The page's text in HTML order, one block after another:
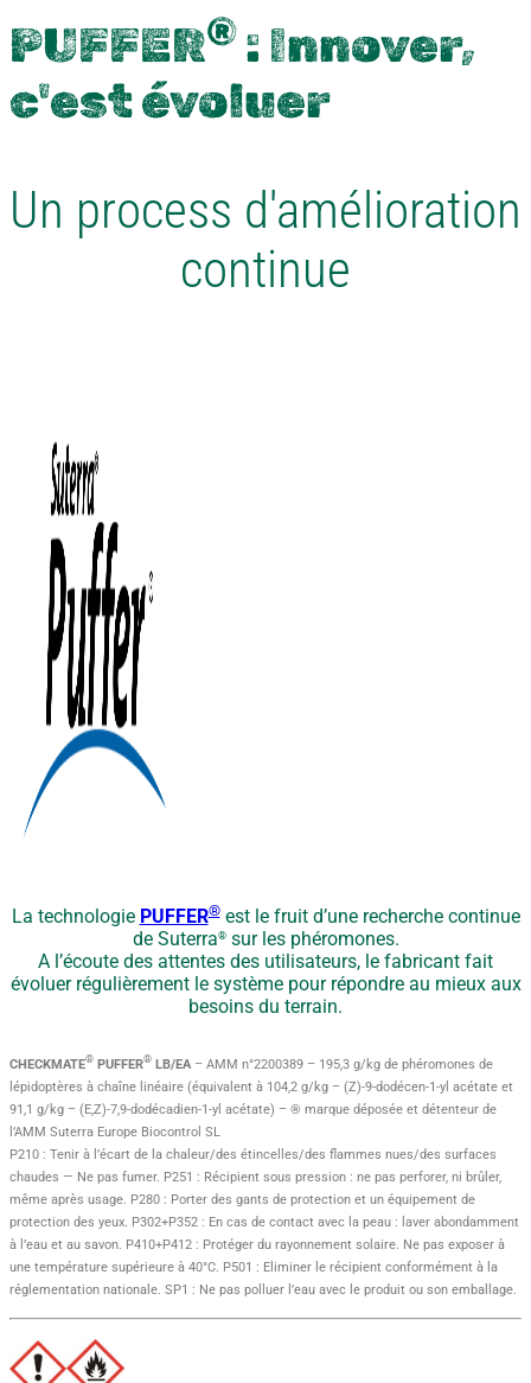
PUFFER® : Innover,
c'est évoluer
Un process d'amélioration
continue
La technologie PUFFER®est le fruit d’une recherche continue
de Suterra®sur les phéromones.
A l’écoute des attentes des utilisateurs, le fabricant fait
évoluer régulièrement le système pour répondre au mieux aux
besoins du terrain.
CHECKMATE® PUFFER® LB/EA – AMM n°2200389 – 195,3 g/kg de phéromones de
lépidoptères à chaîne linéaire (équivalent à 104,2 g/kg – (Z)-9-dodécen-1-yl acétate et
91,1 g/kg – (E,Z)-7,9-dodécadien-1-yl acétate) – ® marque déposée et détenteur de
l’AMM Suterra Europe Biocontrol SL
P210 : Tenir à l’écart de la chaleur/des étincelles/des flammes nues/des surfaces
chaudes — Ne pas fumer. P251 : Récipient sous pression : ne pas perforer, ni brûler,
même après usage. P280 : Porter des gants de protection et un équipement de
protection des yeux. P302+P352 : En cas de contact avec la peau : laver abondamment
à l’eau et au savon. P410+P412 : Protéger du rayonnement solaire. Ne pas exposer à
une température supérieure à 40°C. P501 : Eliminer le récipient conformément à la
réglementation nationale. SP1 : Ne pas polluer l’eau avec le produit ou son emballage.